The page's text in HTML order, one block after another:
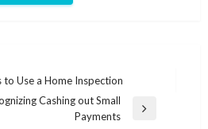
to Use a Home Inspection
Cashing out Small
Payments